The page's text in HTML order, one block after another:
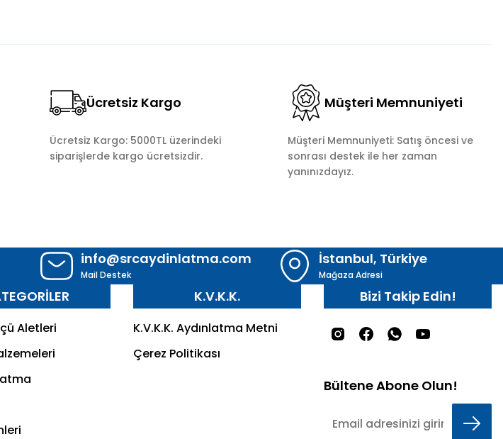
Ücretsiz Kargo
Ücretsiz Kargo: 5000TL üzerindeki
siparişlerde kargo ücretsizdir.
Müşteri Memnuniyeti
Müşteri Memnuniyeti: Satış öncesi ve
sonrası destek ile her zaman
yanınızdayız.
info@srcaydinlatma.com
Mail Destek
İstanbul, Türkiye
Mağaza Adresi
Aletleri
K.V.K.K.
K.V.K.K. Aydınlatma Metni
Çerez Politikası
Bizi Takip Edin!
Bültene Abone Olun!